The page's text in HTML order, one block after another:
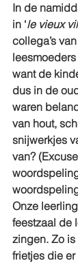
In de
in ‘le vieux
collega’s
want de
dus in de
waren
van hout,
snijwerkjes
van?
Onze
feestzaal de
zingen. Zo
frietjes die